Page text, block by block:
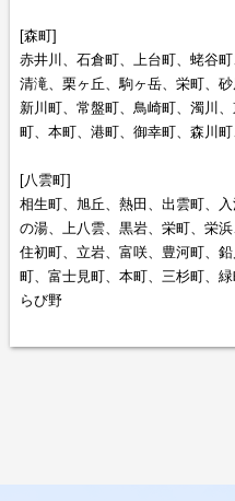
[森町]
赤井川、石倉町、上台町、蛯谷
清滝、栗ヶ丘、駒ヶ岳、栄町、
新川町、常盤町、鳥崎町、濁川
町、本町、港町、御幸町、森川
[八雲町]
相生町、旭丘、熱田、出雲町、
の湯、上八雲、黒岩、栄町、栄
住初町、立岩、富咲、豊河町、
町、富士見町、本町、三杉町、
らび野